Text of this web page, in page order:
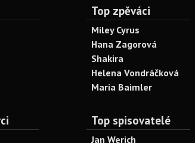
Top zpěváci
Miley Cyrus
Hana Zagorová
Shakira
Helena Vondráčková
Maria Baimler
Top spisovatelé
Jan Werich